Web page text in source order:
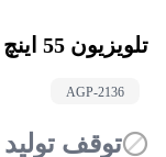
تلویزیون 55 اینچ جی پلاس GTV-55PQ734s
AGP-2136
توقف تولید